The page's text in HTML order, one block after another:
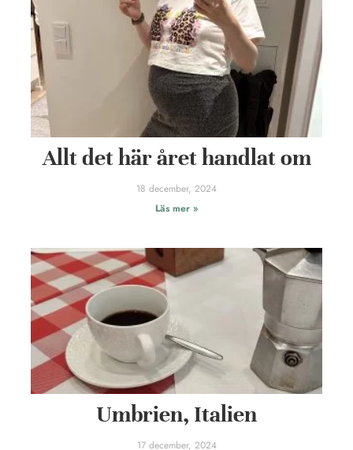
Allt det här året handlat om
18 december, 2024
Läs mer »
Umbrien, Italien
17 december, 2024